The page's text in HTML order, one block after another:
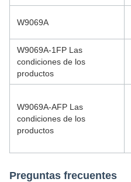
W9069A
W9069A-1FP Las
condiciones de los
productos
W9069A-AFP Las
condiciones de los
productos
Preguntas frecuentes